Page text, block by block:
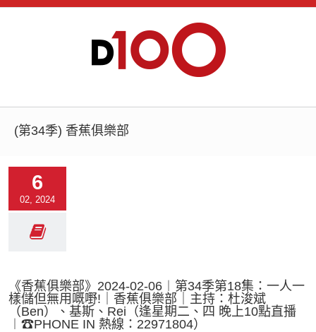
(第34季) 香蕉俱樂部
6
02, 2024
《香蕉俱樂部》2024-02-06︱第34季第18集：一人一
樣儲但無用嘅嘢!｜香蕉俱樂部｜主持：杜浚斌
（Ben）、基斯、Rei（逢星期二、四 晚上10點直播
︱☎PHONE IN 熱線：22971804）